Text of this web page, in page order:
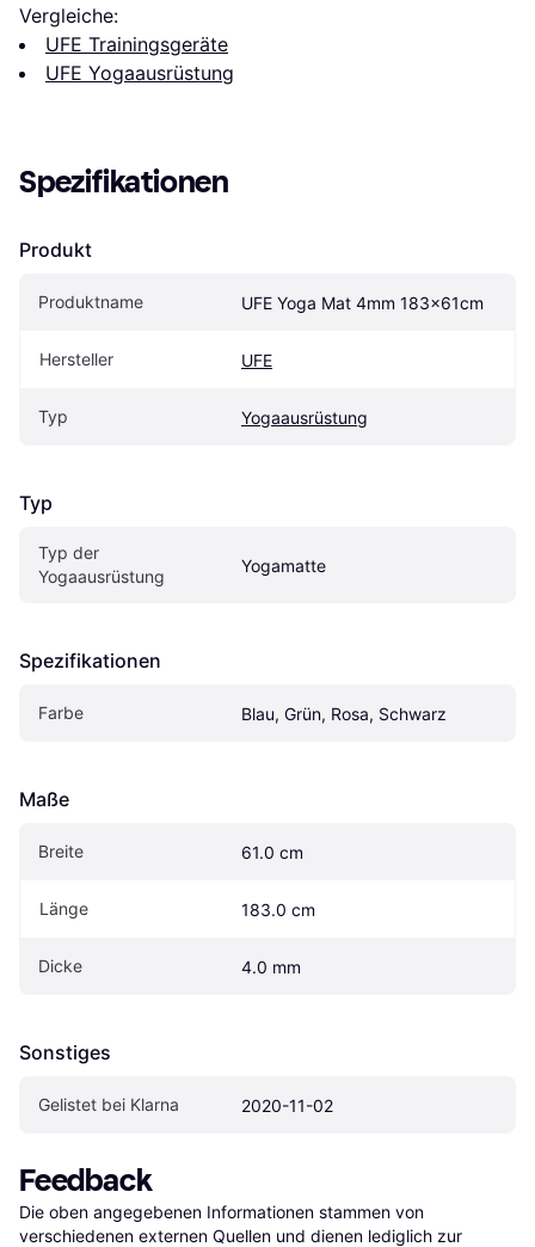
Vergleiche:
UFE Trainingsgeräte
UFE Yogaausrüstung
Spezifikationen
Produkt
Produktname UFE Yoga Mat 4mm 183x61cm
Hersteller UFE
Typ Yogaausrüstung
Typ
Typ der
Yogaausrüstung
Yogamatte
Spezifikationen
Farbe Blau, Grün, Rosa, Schwarz
Maße
Breite 61.0 cm
Länge 183.0 cm
Dicke 4.0 mm
Sonstiges
Gelistet bei Klarna 2020-11-02
Feedback
Die oben angegebenen Informationen stammen von
verschiedenen externen Quellen und dienen lediglich zur